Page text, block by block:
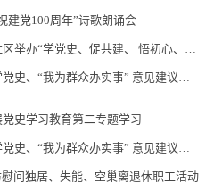
建党100周年”诗歌朗诵会
近代物理所离退休党总支联合社区举办“学党史、促共建、 悟初心、担使命”主题党日活动
近代物理所离退休党总支召开学党史、“我为群众办实事” 意见建议征集会
史学习教育第二专题学习
近代物理所离退休党总支召开学党史、“我为群众办实事” 意见建议征集会
问独居、失能、空巢离退休职工活动